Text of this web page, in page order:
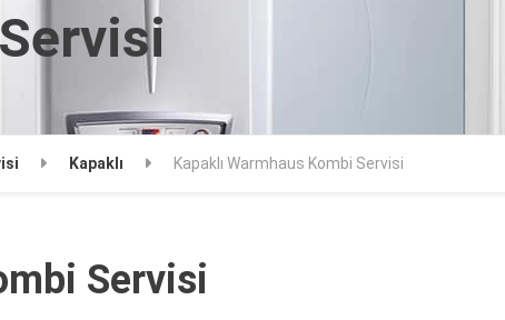
Kapaklı Kapaklı Warmhaus Kombi Servisi
Servisi